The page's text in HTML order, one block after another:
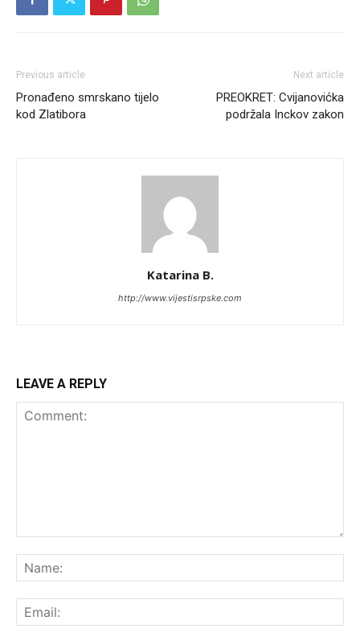
Previous article
Pronađeno smrskano tijelo
kod Zlatibora
Next article
PREOKRET: Cvijanovićka
podržala Inckov zakon
Katarina B.
http://www.vijestisrpske.com
LEAVE A REPLY